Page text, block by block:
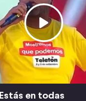
Estás en todas